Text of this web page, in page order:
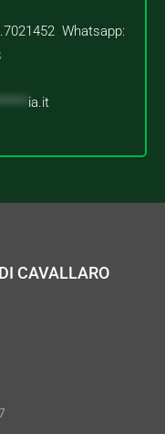
Whatsapp:
ia.it
CAVALLARO